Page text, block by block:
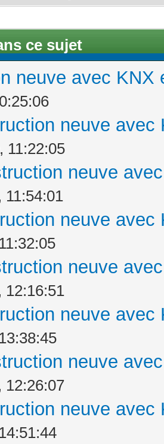
ce sujet
neuve avec KNX
neuve avec
11:22:05
neuve
11:54:01
neuve avec
neuve
12:16:51
neuve avec
neuve
12:26:07
neuve avec